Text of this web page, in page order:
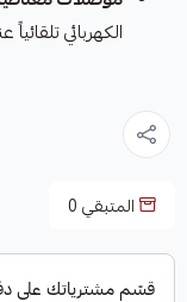
الكهربائي
المتبقي0